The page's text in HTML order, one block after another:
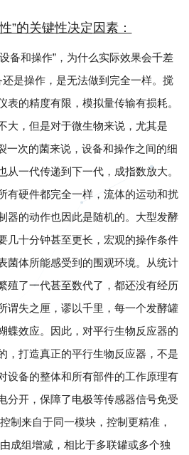
”的关键性决定因素：
和操作”，为什么实际效果会千差
是操作，是无法做到完全一样。搅
表的精度有限，模拟量传输有损耗。
大，但是对于微生物来说，尤其是
一次的菌来说，设备和操作之间的细
从一代传递到下一代，成指数放大。
有硬件都完全一样，流体的运动和扰
器的动作也因此是随机的。大型发酵
几十分钟甚至更长，宏观的操作条件
菌体所能感受到的围观环境。从统计
殖了一代甚至数代了，都还没有经历
谓失之厘，谬以千里，每一个发酵罐
蝶效应。因此，对平行生物反应器的
，打造真正的平行生物反应器，不是
设备的整体和所有部件的工作原理有
分开，保障了电极等传感器信号免受
制来自于同一模块，控制更精准，
成组增减，相比于多联罐或多个独